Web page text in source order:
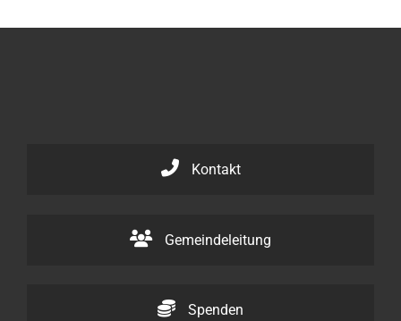
Kontakt
Gemeindeleitung
Spenden